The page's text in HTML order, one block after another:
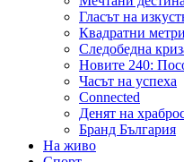
Гласът на
Квадратни метри
Следобедна
Новите 240:
Часът на успеха
Connected
Денят на
Бранд България
На живо